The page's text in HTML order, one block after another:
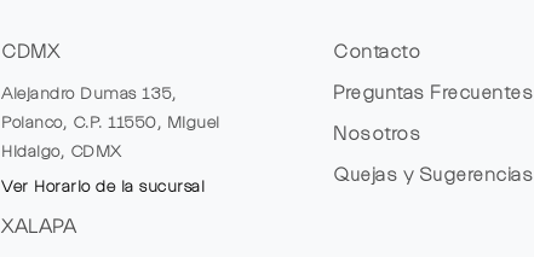
CDMX
Alejandro Dumas 135,
Polanco, C.P. 11550, Miguel
Hidalgo, CDMX
Ver Horario de la sucursal
XALAPA
Contacto
Preguntas Frecuentes
Nosotros
Quejas y Sugerencias